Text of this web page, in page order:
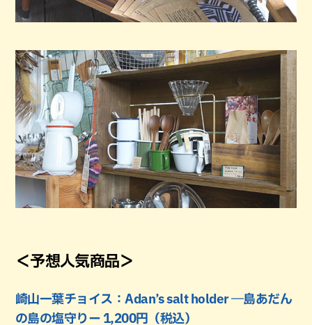
＜予想人気商品＞
崎山一葉チョイス：Adan’s salt holder ―島あだん
の島の塩守りー 1,200円（税込）